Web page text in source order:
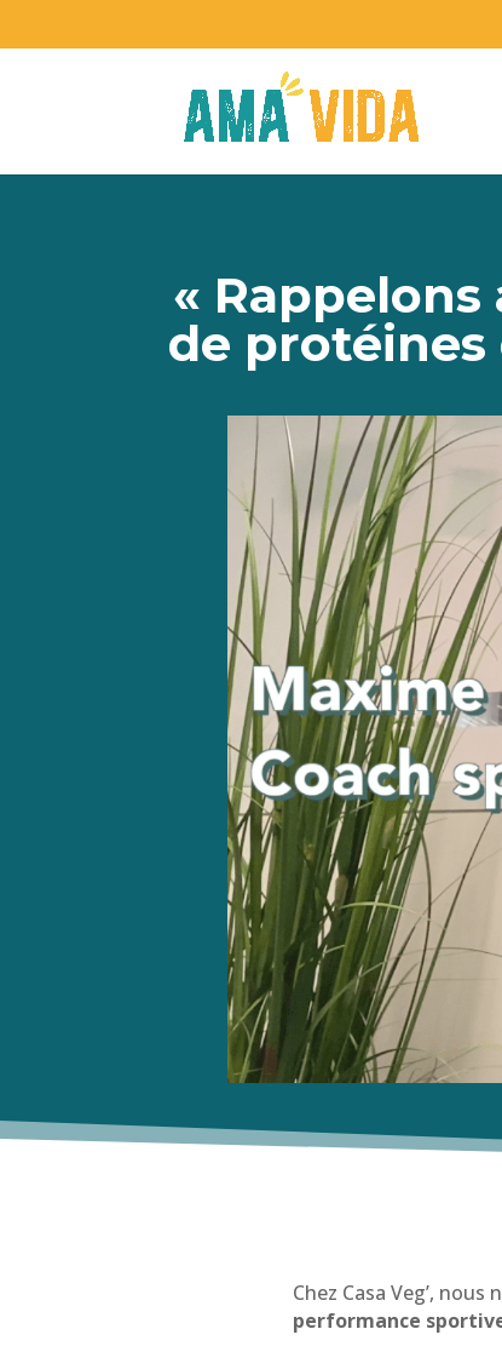
« Rappelons
de protéines
Chez Casa Veg’,
performance